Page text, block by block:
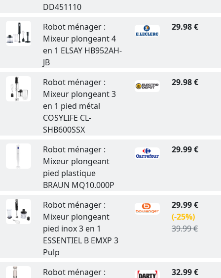
DD451110
Robot ménager :
Mixeur plongeant 4
en 1 ELSAY HB952AH-
JB
29.98 €
Robot ménager :
Mixeur plongeant 3
en 1 pied métal
COSYLIFE CL-
SHB600SSX
29.98 €
Robot ménager :
Mixeur plongeant
pied plastique
BRAUN MQ10.000P
29.99 €
Robot ménager :
Mixeur plongeant
pied inox 3 en 1
ESSENTIEL B EMXP 3
Pulp
29.99 €
(-25%)
39.99 €
Robot ménager :
32.99 €